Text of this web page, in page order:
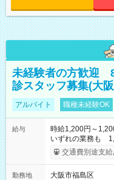
未経験者の方歓迎
診スタッフ募集(大
アルバイト 職種未経験OK
給与
時給1,200円～
いずれの業務も
期間】試用期間な
交通費別途支給
勤務地
大阪市福島区